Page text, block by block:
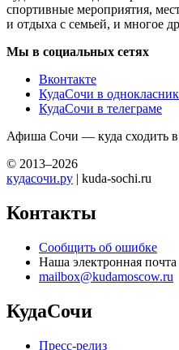
спортивные мероприятия,
и отдыха с семьей, и многое
Мы в социальных сетях
Вконтакте
КудаСочи в
КудаСочи в телеграме
Афиша Сочи — куда сходить
© 2013–2026
кудасочи.ру | kuda-sochi.ru
Контакты
Сообщить об ошибке
Наша электронная почта
mailbox@kudamoscow.ru
КудаСочи
Пресс-релиз